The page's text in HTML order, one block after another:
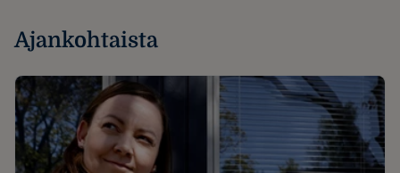
Ajankohtaista